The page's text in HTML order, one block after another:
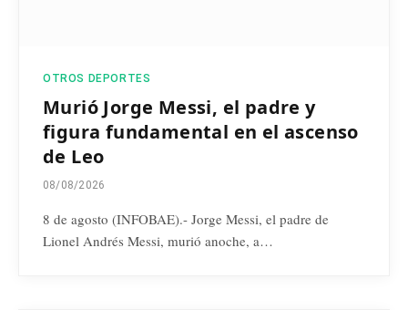
OTROS DEPORTES
Murió Jorge Messi, el padre y
figura fundamental en el ascenso
de Leo
08/08/2026
8 de agosto (INFOBAE).- Jorge Messi, el padre de
Lionel Andrés Messi, murió anoche, a…